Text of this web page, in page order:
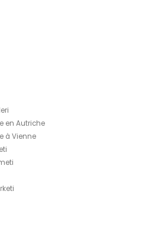
en Autriche
à Vienne